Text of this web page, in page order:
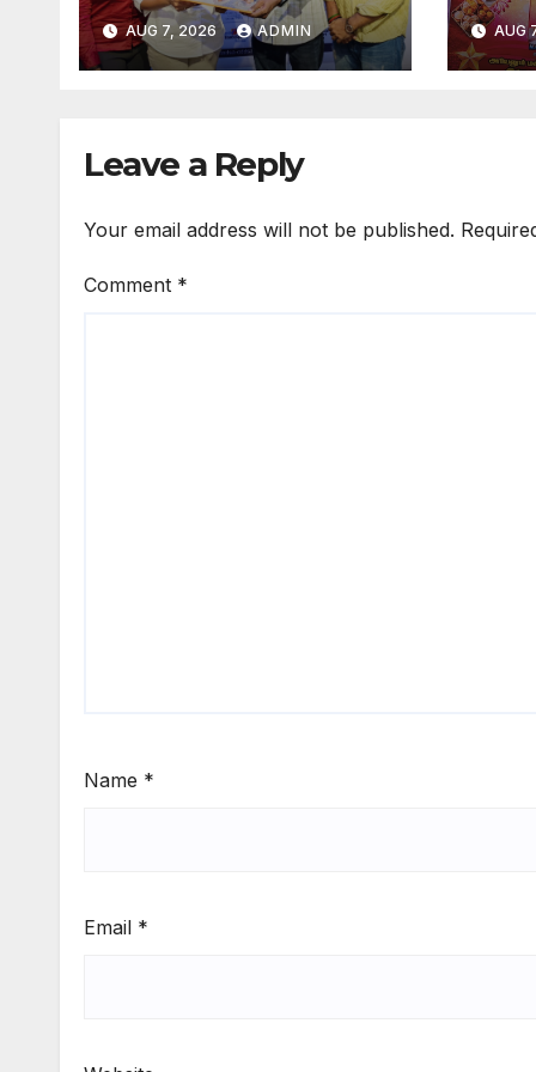
அசோசியேஷன் தொடக்க
விழா
AUG 7, 2026 ADMIN AUG
Leave a Reply
Your email address will not be published.
Comment *
Name *
Email *